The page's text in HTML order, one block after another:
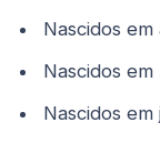
Nascidos
Nascidos
Nascidos